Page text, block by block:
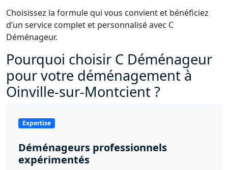
Choisissez la formule qui vous convient et bénéficiez
d’un service complet et personnalisé avec C
Déménageur.
Pourquoi choisir C Déménageur
pour votre déménagement à
Oinville-sur-Montcient ?
Expertise
Déménageurs professionnels
expérimentés